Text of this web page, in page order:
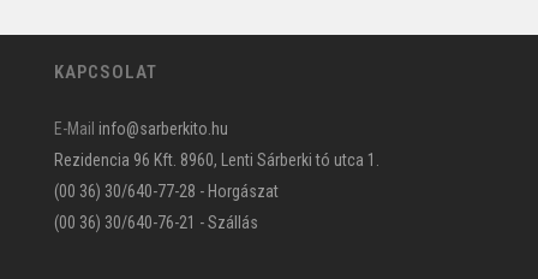
KAPCSOLAT
E-Mail info@sarberkito.hu
Rezidencia 96 Kft. 8960, Lenti Sárberki tó utca 1.
(00 36) 30/640-77-28 - Horgászat
(00 36) 30/640-76-21 - Szállás